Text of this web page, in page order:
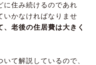
に住み続けるのであれ
いかなければなりませ
、老後の住居費は大きく
て解説しているので、